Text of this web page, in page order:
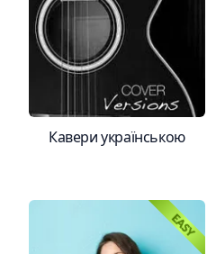
Кавери українською